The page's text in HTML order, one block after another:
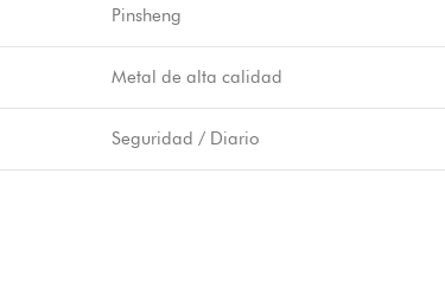
Pinsheng
Metal de alta calidad
Seguridad / Diario